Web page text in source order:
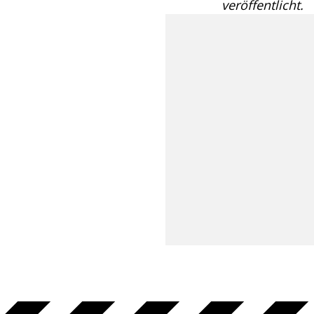
veröffentlicht.